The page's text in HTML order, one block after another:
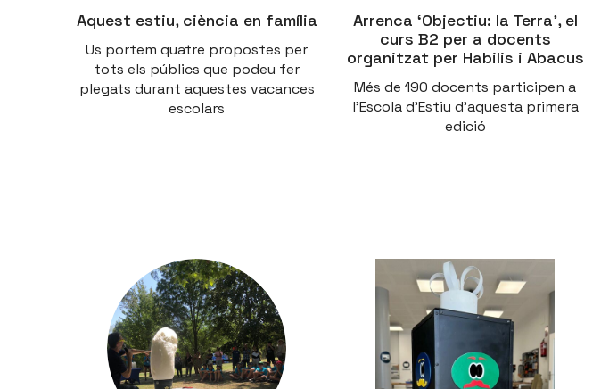
Aquest estiu, ciència en família
Us portem quatre propostes per
tots els públics que podeu fer
plegats durant aquestes vacances
escolars
Arrenca ‘Objectiu: la Terra’, el
curs B2 per a docents
organitzat per Habilis i Abacus
Més de 190 docents participen a
l'Escola d'Estiu d'aquesta primera
edició